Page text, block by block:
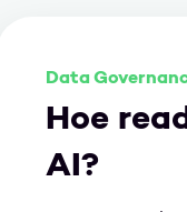
Data
Hoe
AI?